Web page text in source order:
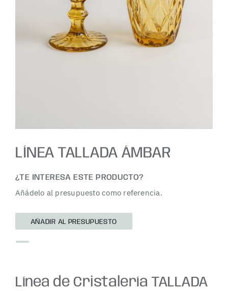
LÍNEA TALLADA ÁMBAR
¿TE INTERESA ESTE PRODUCTO?
Añádelo al presupuesto como referencia.
AÑADIR AL PRESUPUESTO
Línea de Cristalería TALLADA